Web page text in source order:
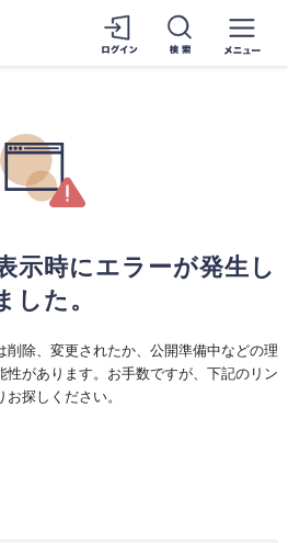
示時にエラーが発生し
した。
削除、変更されたか、公開準備中などの理
性があります。お手数ですが、下記のリン
お探しください。